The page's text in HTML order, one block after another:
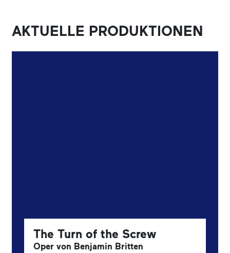
AKTUELLE PRODUKTIONEN
The Turn of the Screw
Oper von Benjamin Britten